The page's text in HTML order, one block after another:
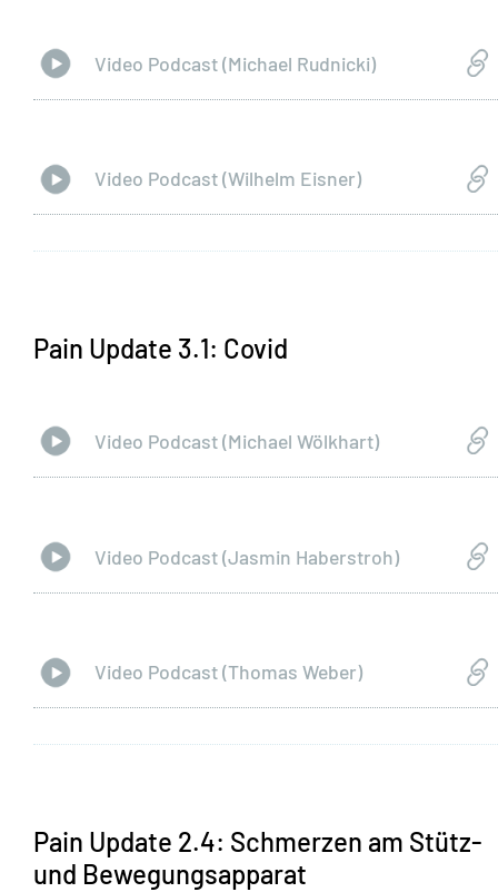
Video Podcast (Michael Rudnicki)
Video Podcast (Wilhelm Eisner)
Pain Update 3.1: Covid
Video Podcast (Michael Wölkhart)
Video Podcast (Jasmin Haberstroh)
Video Podcast (Thomas Weber)
Pain Update 2.4: Schmerzen am Stütz-
und Bewegungsapparat